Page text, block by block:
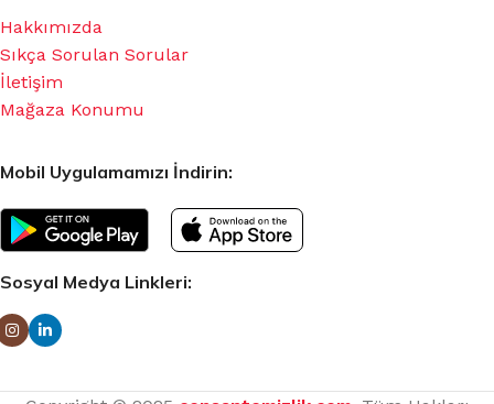
Hakkımızda
Sıkça Sorulan Sorular
İletişim
Mağaza Konumu
Mobil Uygulamamızı İndirin:
Sosyal Medya Linkleri: